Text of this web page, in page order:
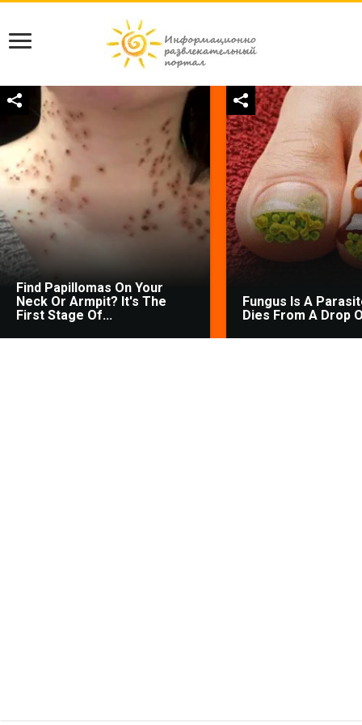
Find Papillomas On Your
Neck Or Armpit? It's The
First Stage Of...
Fungus Is A
Dies From A Drop